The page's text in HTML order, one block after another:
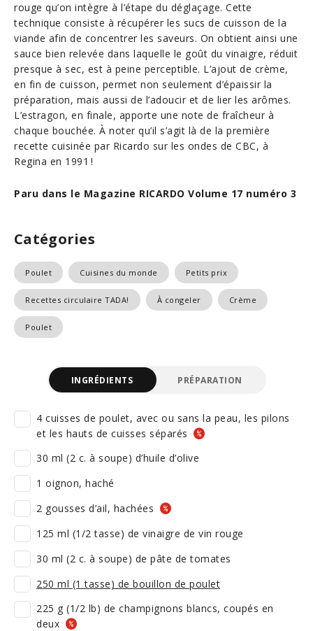
rouge qu’on intègre à l’étape du déglaçage. Cette
technique consiste à récupérer les sucs de cuisson de la
viande afin de concentrer les saveurs. On obtient ainsi une
sauce bien relevée dans laquelle le goût du vinaigre, réduit
presque à sec, est à peine perceptible. L’ajout de crème,
en fin de cuisson, permet non seulement d’épaissir la
préparation, mais aussi de l’adoucir et de lier les arômes.
L’estragon, en finale, apporte une note de fraîcheur à
chaque bouchée. À noter qu’il s’agit là de la première
recette cuisinée par Ricardo sur les ondes de CBC, à
Regina en 1991 !
Paru dans le Magazine RICARDO Volume 17 numéro 3
Catégories
Poulet Cuisines du monde Petits prix
Recettes circulaire TADA! À congeler Crème
Poulet
INGRÉDIENTS PRÉPARATION
4 cuisses de poulet, avec ou sans la peau, les pilons
et les hauts de cuisses séparés
30 ml (2 c. à soupe) d’huile d’olive
1 oignon, haché
2 gousses d’ail, hachées
125 ml (1/2 tasse) de vinaigre de vin rouge
30 ml (2 c. à soupe) de pâte de tomates
250 ml (1 tasse) de bouillon de poulet
225 g (1/2 lb) de champignons blancs, coupés en
deux